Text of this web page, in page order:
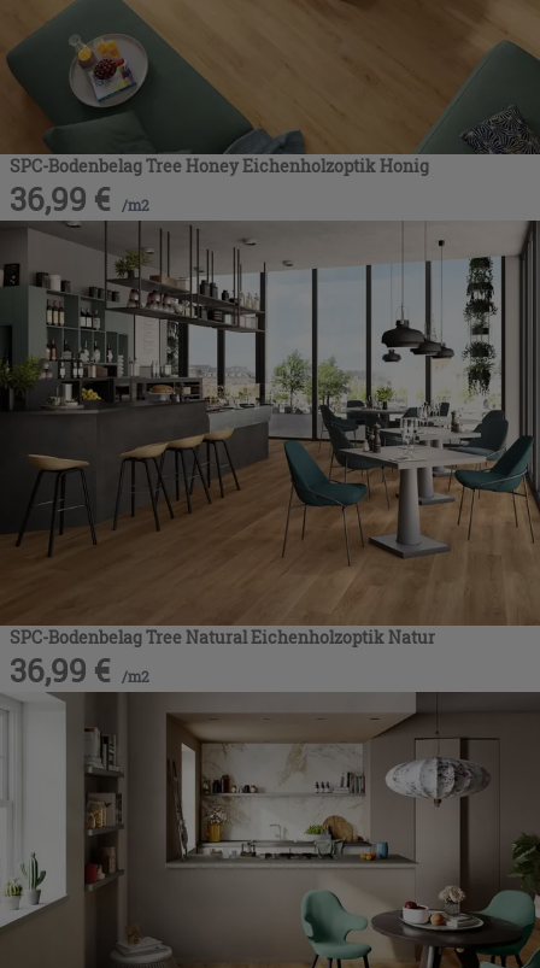
SPC-Bodenbelag Tree Honey Eichenholzoptik Honig
36,99 € /m2
SPC-Bodenbelag Tree Natural Eichenholzoptik Natur
36,99 € /m2